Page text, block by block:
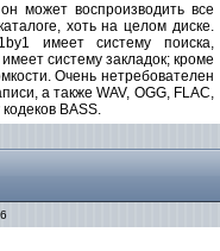
может воспроизводить все
хоть на целом диске.
имеет систему поиска,
систему закладок; кроме
Очень нетребователен
а также WAV, OGG, FLAC,
BASS.